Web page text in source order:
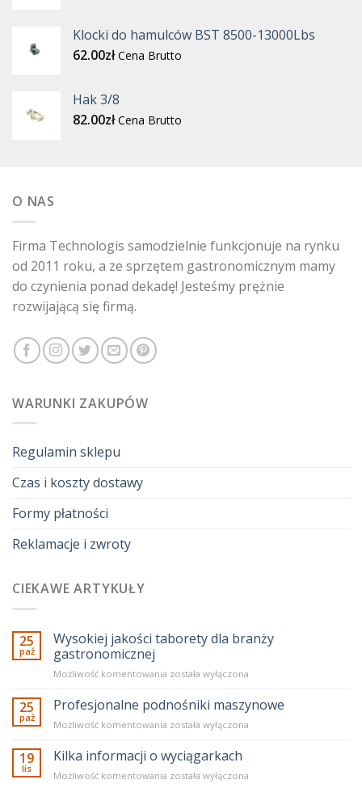
Klocki do hamulców BST 8500-13000Lbs
62.00zł Cena Brutto
Hak 3/8
82.00zł Cena Brutto
O NAS
Firma Technologis samodzielnie funkcjonuje na rynku
od 2011 roku, a ze sprzętem gastronomicznym mamy
do czynienia ponad dekadę! Jesteśmy prężnie
rozwijającą się firmą.
WARUNKI ZAKUPÓW
Regulamin sklepu
Czas i koszty dostawy
Formy płatności
Reklamacje i zwroty
CIEKAWE ARTYKUŁY
25
paź
Wysokiej jakości taborety dla branży
gastronomicznej
Możliwość komentowania Wysokiej
taborety
branży
została wyłączona
25
paź
Profesjonalne podnośniki maszynowe
Możliwość komentowania Profesjonalne
maszynowe
została wyłączona
19
lis
Kilka informacji o wyciągarkach
Możliwość komentowania Kilka
została wyłączona